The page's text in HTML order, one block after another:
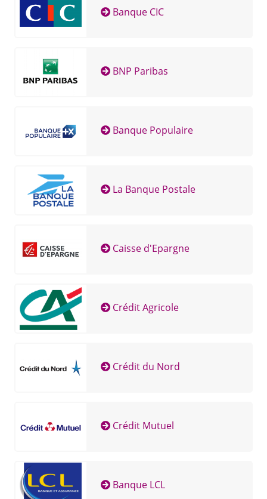
Banque CIC
BNP Paribas
Banque Populaire
La Banque Postale
Caisse d'Epargne
Crédit Agricole
Crédit du Nord
Crédit Mutuel
Banque LCL